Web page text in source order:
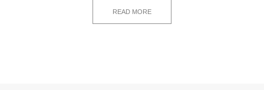
READ MORE